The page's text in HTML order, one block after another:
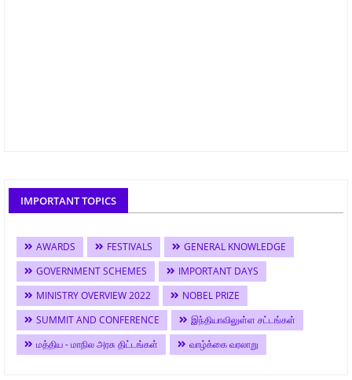
IMPORTANT TOPICS
AWARDS FESTIVALS
GENERAL KNOWLEDGE
GOVERNMENT SCHEMES
IMPORTANT DAYS
MINISTRY OVERVIEW 2022
NOBEL PRIZE
SUMMIT AND CONFERENCE
இந்தியாவிலுள்ள சட்டங்கள்
மத்திய - மாநில அரசு திட்டங்கள்
வாழ்க்கை வரலாறு